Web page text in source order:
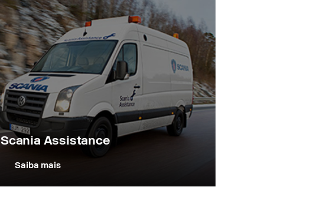
Scania Assistance
Saiba mais